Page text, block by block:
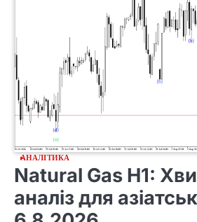
АНАЛІТИКА
Natural Gas H1:
аналіз для